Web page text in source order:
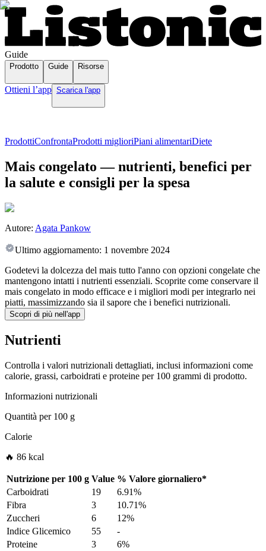
Guide
Prodotto Guide Risorse
Ottieni l’app Scarica l'app
ProdottiConfrontaProdotti miglioriPiani alimentariDiete
Mais congelato — nutrienti, benefici per
la salute e consigli per la spesa
Autore: Agata Pankow
Ultimo aggiornamento: 1 novembre 2024
Godetevi la dolcezza del mais tutto l'anno con opzioni congelate che
mantengono intatti i nutrienti essenziali. Scoprite come conservare il
mais congelato in modo efficace e i migliori modi per integrarlo nei
piatti, massimizzando sia il sapore che i benefici nutrizionali.
Scopri di più nell'app
Nutrienti
Controlla i valori nutrizionali dettagliati, inclusi informazioni come
calorie, grassi, carboidrati e proteine per 100 grammi di prodotto.
Informazioni nutrizionali
Quantità per100 g
Calorie
🔥 86 kcal
Nutrizione per 100 g Value % Valore giornaliero*
Carboidrati
19
6.91%
Fibra
3
10.71%
Zuccheri
6
12%
Indice Glicemico
55
-
Proteine
3
6%